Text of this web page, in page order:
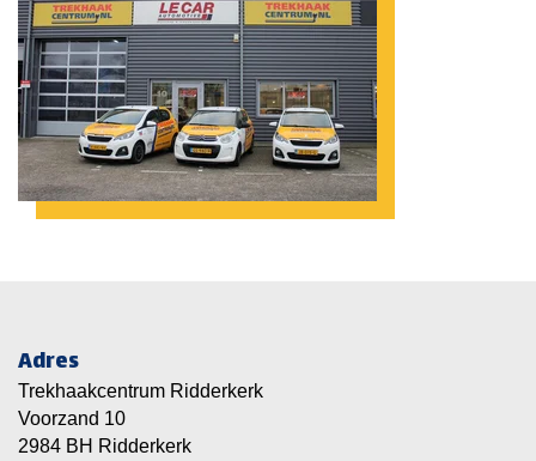
Adres
Trekhaakcentrum Ridderkerk
Voorzand 10
2984 BH Ridderkerk